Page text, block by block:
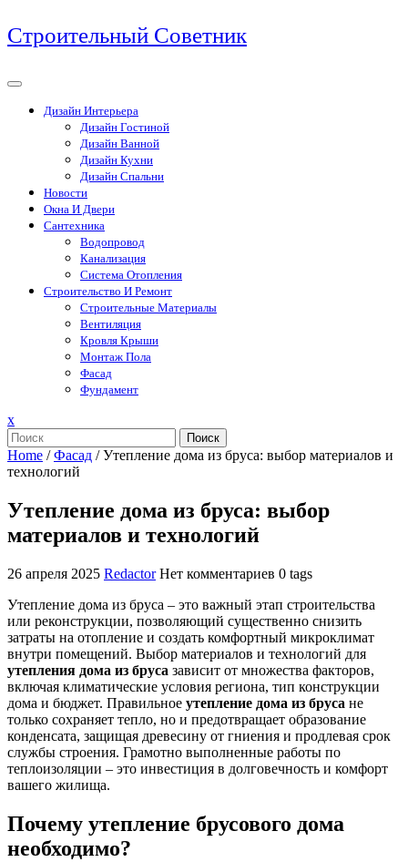
Перейти
к
Строительный Советник
Дизайн Интерьера
Дизайн Гостиной
Дизайн Ванной
Дизайн Кухни
Дизайн Спальни
Новости
Окна И Двери
Сантехника
Водопровод
Канализация
Система Отопления
Строительство И Ремонт
Строительные Материалы
Вентиляция
Кровля Крыши
Монтаж Пола
Фасад
Фундамент
xЗакрыть
меню
Поиск
Home /Фасад /Утепление дома из бруса: выбор материалов и
технологий
Утепление дома из бруса: выбор
материалов и технологий
26 апреля 2025 Redactor Нет комментариев 0 tags
Утепление дома из бруса – это важный этап строительства
или реконструкции, позволяющий существенно снизить
затраты на отопление и создать комфортный микроклимат
внутри помещений. Выбор материалов и технологий для
утепления дома из бруса зависит от множества факторов,
включая климатические условия региона, тип конструкции
дома и бюджет. Правильное утепление дома из бруса не
только сохраняет тепло, но и предотвращает образование
конденсата, защищая древесину от гниения и продлевая срок
службы строения. Грамотно выполненные работы по
теплоизоляции – это инвестиция в долговечность и комфорт
вашего жилища.
Почему утепление брусового дома
необходимо?